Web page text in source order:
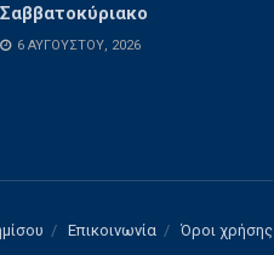
Σαββατοκύριακο
6 ΑΥΓΟΎΣΤΟΥ, 2026
Επικοινωνία Όροι χρήσης